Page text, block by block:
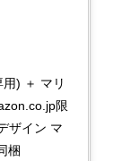
) ＋ マリ
限
ザイン マ
梱